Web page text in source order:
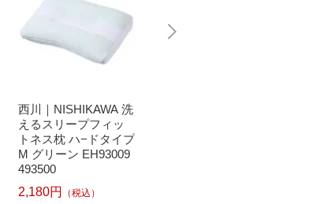
西川｜NISHIKAWA 洗
えるスリープフィッ
トネス枕 ハ−ドタイプ
M グリーン EH93009
493500
2,180円
（税込）